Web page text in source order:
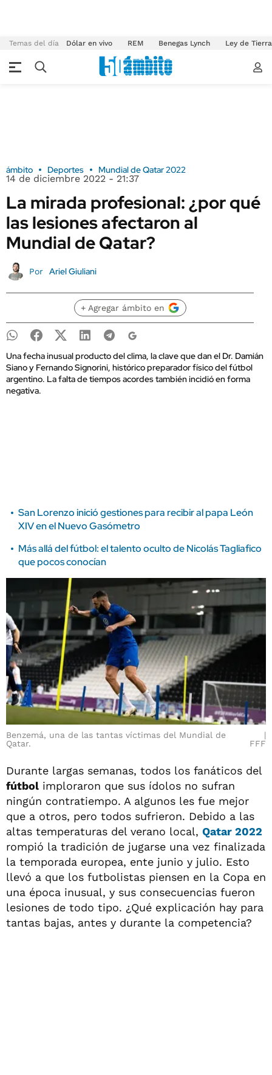
Temas del día Dólar en vivo REM Benegas Lynch Ley de
ámbito Deportes Mundial de Qatar 2022
14 de diciembre 2022 - 21:37
La mirada profesional: ¿por qué
las lesiones afectaron al
Mundial de Qatar?
Por Ariel Giuliani
+ Agregar ámbito en
Una fecha inusual producto del clima, la clave que dan el Dr. Damián
Siano y Fernando Signorini, histórico preparador físico del fútbol
argentino. La falta de tiempos acordes también incidió en forma
negativa.
San Lorenzo inició gestiones para recibir al papa León
XIV en el Nuevo Gasómetro
Más allá del fútbol: el talento oculto de Nicolás Tagliafico
que pocos conocían
Benzemá, una de las tantas víctimas del Mundial de
Qatar.
FFF
Durante largas semanas, todos los fanáticos del
fútbol imploraron que sus ídolos no sufran
ningún contratiempo. A algunos les fue mejor
que a otros, pero todos sufrieron. Debido a las
altas temperaturas del verano local, Qatar 2022
rompió la tradición de jugarse una vez finalizada
la temporada europea, ente junio y julio. Esto
llevó a que los futbolistas piensen en la Copa en
una época inusual, y sus consecuencias fueron
lesiones de todo tipo. ¿Qué explicación hay para
tantas bajas, antes y durante la competencia?